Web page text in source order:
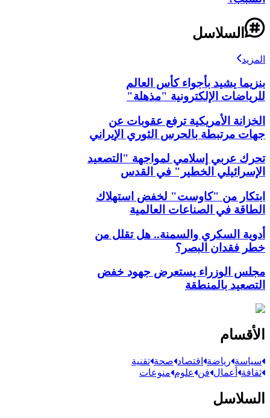
السلاسل
المزيد
بنزيما يشيد بأجواء كأس العالم
للرياضات الإلكترونية "مذهلة"
الخزانة الأمريكية ترفع عقوبات عن
جهات مرتبطة بالحرس الثوري الإيراني
تحرك عربي إسلامي لمواجهة "التصعيد
الإسرائيلي الخطير" في القدس
ابتكار من "كاوست" لخفض استهلاك
الطاقة في الصناعات العالمية
أدوية السكري والسمنة.. هل تقلل من
خطر فقدان البصر؟
مجلس الوزراء يستعرض جهود خفض
التصعيد بالمنطقة
الأقسام
سياسة رياضة اقتصاد صحة تقنية
ثقافة أعمال فن علوم منوعات
السلاسل